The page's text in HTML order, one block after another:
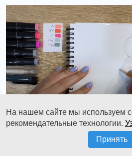
Центральную линию
На нашем сайте мы используем
рекомендательные технологии.
Принять